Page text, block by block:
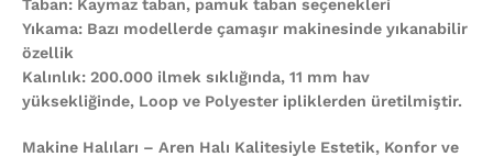
Taban: Kaymaz taban, pamuk taban seçenekleri
Yıkama: Bazı modellerde çamaşır makinesinde yıkanabilir
özellik
Kalınlık: 200.000 ilmek sıklığında, 11 mm hav
yüksekliğinde, Loop ve Polyester ipliklerden üretilmiştir.
Makine Halıları – Aren Halı Kalitesiyle Estetik, Konfor ve